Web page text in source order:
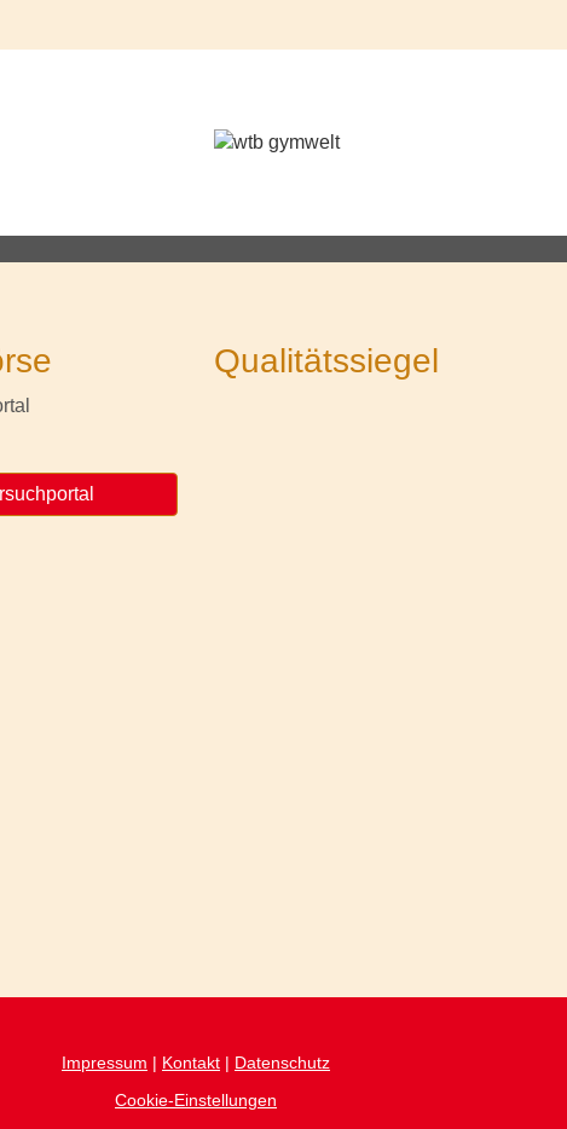
Qualitätssiegel
Impressum | Kontakt | Datenschutz
Cookie-Einstellungen